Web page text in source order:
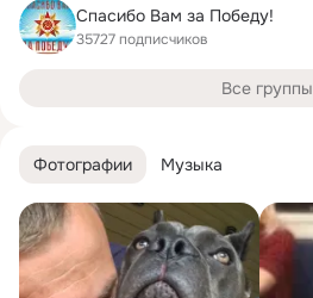
Фотографии Музыка
Спасибо Вам за Победу!
35727 подписчиков
Все группы